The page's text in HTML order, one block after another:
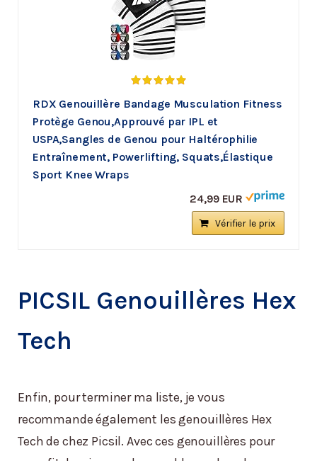
RDX Genouillère Bandage Musculation Fitness
Protège Genou,Approuvé par IPL et
USPA,Sangles de Genou pour Haltérophilie
Entraînement, Powerlifting, Squats,Élastique
Sport Knee Wraps
24,99 EUR
Vérifier le prix
PICSIL Genouillères Hex
Tech
Enfin, pour terminer ma liste, je vous
recommande également les genouillères Hex
Tech de chez Picsil. Avec ces genouillères pour